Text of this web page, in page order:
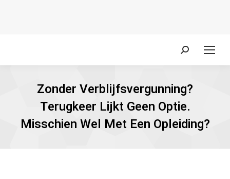
Zoeken:
Zonder Verblijfsvergunning?
Terugkeer Lijkt Geen Optie.
Misschien Wel Met Een Opleiding?